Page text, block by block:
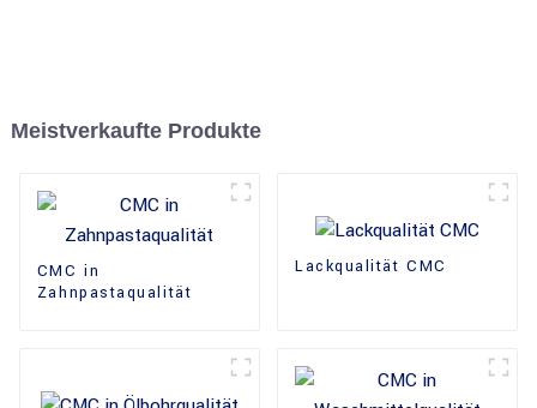
Meistverkaufte Produkte
CMC in
Zahnpastaqualität
Lackqualität CMC